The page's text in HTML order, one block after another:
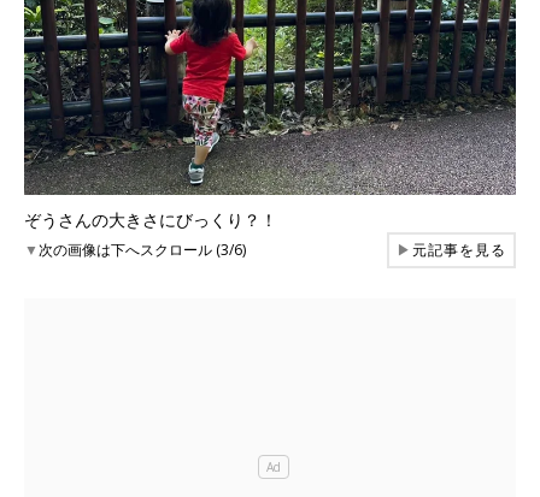
ぞうさんの大きさにびっくり？！
▼次の画像は下へスクロール (3/6) ▶元記事を見る